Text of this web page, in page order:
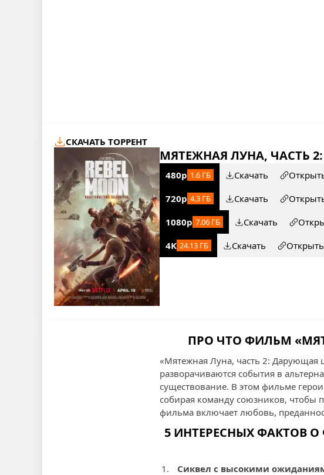
СКАЧАТЬ ТОРРЕНТ
МЯТЕЖНАЯ ЛУНА, ЧАСТЬ
480p 1.6 ГБ Скачать
720p 4.3 ГБ Скачать
1080p 7.06 ГБ Скачать
4K 24.13 ГБ Скачать Открыть
ПРО ЧТО ФИЛЬМ
«Мятежная Луна, часть 2: Дарующая
разворачиваются события в
существование. В этом фильме
собирая команду союзников, чтобы
фильма включает любовь,
5 ИНТЕРЕСНЫХ ФАКТОВ
Сиквел с высокими